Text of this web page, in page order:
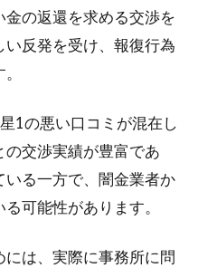
の返還を求める交渉を
反発を受け、報復行為
1の悪い口コミが混在し
交渉実績が豊富であ
いる一方で、闇金業者か
可能性があります。
は、実際に事務所に問